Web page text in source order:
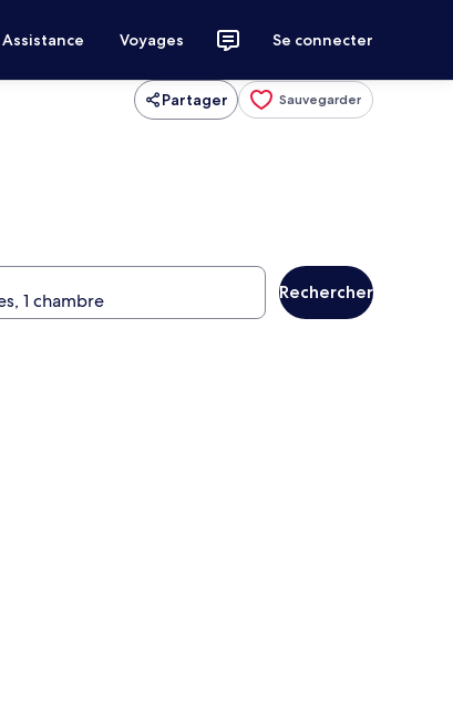
Assistance Voyages Se connecter
Partager Sauvegarder
Rechercher